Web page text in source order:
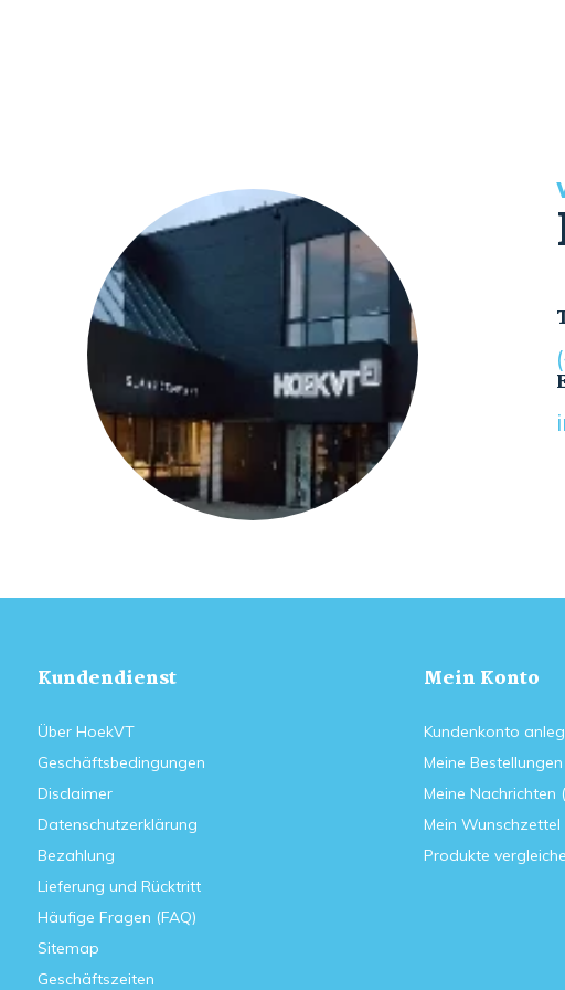
Kundendienst
Über HoekVT
Geschäftsbedingungen
Disclaimer
Datenschutzerklärung
Bezahlung
Lieferung und Rücktritt
Häufige Fragen (FAQ)
Sitemap
Geschäftszeiten
Mein Konto
Kundenkonto
Meine Bestellungen
Meine Nachrichten
Mein Wunschzettel
Produkte